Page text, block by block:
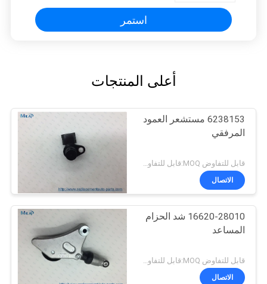
استمر
أعلى المنتجات
6238153 مستشعر العمود
المرفقي
قابل للتفاوض MOQ:قابل للتفاوض
الاتصال
16620-28010 شد الحزام
المساعد
الاتصال